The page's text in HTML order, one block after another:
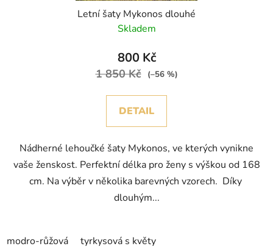
Letní šaty Mykonos dlouhé
Skladem
800 Kč
1 850 Kč (–56 %)
DETAIL
Nádherné lehoučké šaty Mykonos, ve kterých vynikne
vaše ženskost. Perfektní délka pro ženy s výškou od 168
cm. Na výběr v několika barevných vzorech. Díky
dlouhým...
modro-růžová tyrkysová s květy